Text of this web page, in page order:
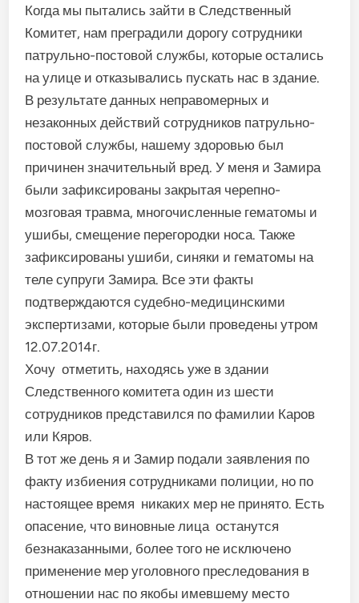
Когда мы пытались зайти в Следственный
Комитет, нам преградили дорогу сотрудники
патрульно-постовой службы, которые остались
на улице и отказывались пускать нас в здание.
В результате данных неправомерных и
незаконных действий сотрудников патрульно-
постовой службы, нашему здоровью был
причинен значительный вред. У меня и Замира
были зафиксированы закрытая черепно-
мозговая травма, многочисленные гематомы и
ушибы, смещение перегородки носа. Также
зафиксированы ушиби, синяки и гематомы на
теле супруги Замира. Все эти факты
подтверждаются судебно-медицинскими
экспертизами, которые были проведены утром
12.07.2014г.
Хочу отметить, находясь уже в здании
Следственного комитета один из шести
сотрудников представился по фамилии Каров
или Кяров.
В тот же день я и Замир подали заявления по
факту избиения сотрудниками полиции, но по
настоящее время никаких мер не принято. Есть
опасение, что виновные лица останутся
безнаказанными, более того не исключено
применение мер уголовного преследования в
отношении нас по якобы имевшему место